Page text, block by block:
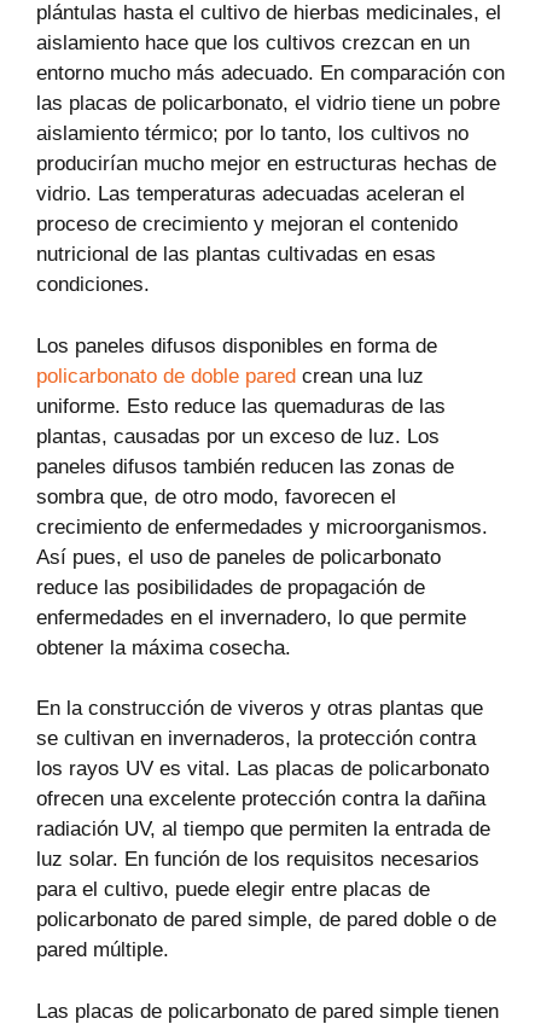
plántulas hasta el cultivo de hierbas medicinales, el
aislamiento hace que los cultivos crezcan en un
entorno mucho más adecuado. En comparación con
las placas de policarbonato, el vidrio tiene un pobre
aislamiento térmico; por lo tanto, los cultivos no
producirían mucho mejor en estructuras hechas de
vidrio. Las temperaturas adecuadas aceleran el
proceso de crecimiento y mejoran el contenido
nutricional de las plantas cultivadas en esas
condiciones.
Los paneles difusos disponibles en forma de
policarbonato de doble pared crean una luz
uniforme. Esto reduce las quemaduras de las
plantas, causadas por un exceso de luz. Los
paneles difusos también reducen las zonas de
sombra que, de otro modo, favorecen el
crecimiento de enfermedades y microorganismos.
Así pues, el uso de paneles de policarbonato
reduce las posibilidades de propagación de
enfermedades en el invernadero, lo que permite
obtener la máxima cosecha.
En la construcción de viveros y otras plantas que
se cultivan en invernaderos, la protección contra
los rayos UV es vital. Las placas de policarbonato
ofrecen una excelente protección contra la dañina
radiación UV, al tiempo que permiten la entrada de
luz solar. En función de los requisitos necesarios
para el cultivo, puede elegir entre placas de
policarbonato de pared simple, de pared doble o de
pared múltiple.
Las placas de policarbonato de pared simple tienen